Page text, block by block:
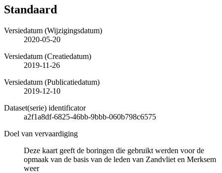
Standaard
Versiedatum (Wijzigingsdatum)
2020-05-20
Versiedatum (Creatiedatum)
2019-11-26
Versiedatum (Publicatiedatum)
2019-12-10
Dataset(serie) identificator
a2f1a8df-6825-46bb-9bbb-060b798c6575
Doel van vervaardiging
Deze kaart geeft de boringen die gebruikt werden voor de
opmaak van de basis van de leden van Zandvliet en Merksem
weer